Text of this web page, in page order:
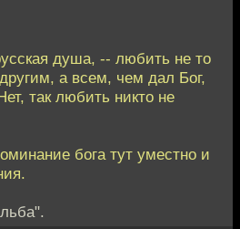
душа, -- любить не то
а всем, чем дал Бог,
так любить никто не
бога тут уместно и